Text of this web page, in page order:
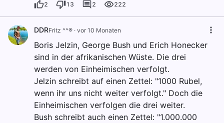
2 13 2 222
DDRFritz ^^®️ · vor 10 Monaten
Boris Jelzin, George Bush und Erich Honecker
sind in der afrikanischen Wüste. Die drei
werden von Einheimischen verfolgt.
Jelzin schreibt auf einen Zettel: "1000 Rubel,
wenn ihr uns nicht weiter verfolgt." Doch die
Einheimischen verfolgen die drei weiter.
Bush schreibt auch einen Zettel: "1.000.000